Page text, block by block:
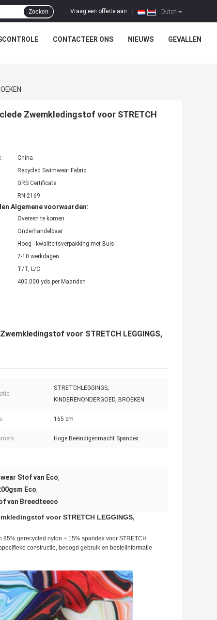
Dutch
Vraag een offerte aan
Zoeken
CONTACTEER ONS NIEUWS GEVALLEN
Zwemkledingstof voor STRETCH
China
Recycled Swimwear Fabric
GRS Certificate
RN-2169
Algemene voorwaarden:
Overeen te komen
Onderhandelbaar
Hoog - kwaliteitsverpakking met Buis
7-10 werkdagen
T/T, L/C
400.000 yds per Maanden
voor STRETCH LEGGINGS,
STRETCHLEGGINGS,
KINDERENONDERGOED, BROEKEN
165 cm
Hoge Beëindigenmacht Spandex
Stof van Eco
Eco
van Breedteeco
voor STRETCH LEGGINGS,
gerecycled nylon + 15% spandex voor STRETCH
constructie, beoogd gebruik en bestelinformatie